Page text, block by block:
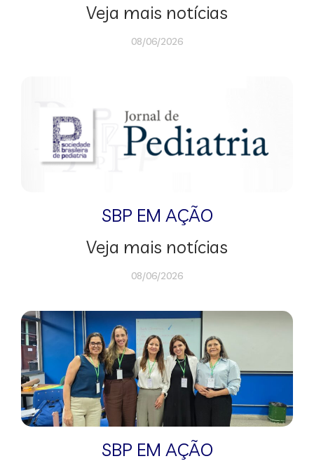
Veja mais notícias
08/06/2026
SBP EM AÇÃO
Veja mais notícias
08/06/2026
SBP EM AÇÃO